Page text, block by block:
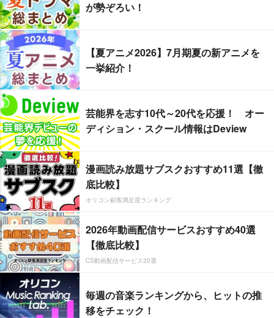
が勢ぞろい！
【夏アニメ2026】7月期夏の新アニメを
一挙紹介！
芸能界を志す10代～20代を応援！ オー
ディション・スクール情報はDeview
漫画読み放題サブスクおすすめ11選【徹
底比較】
オリコン顧客満足度ランキング
2026年動画配信サービスおすすめ40選
【徹底比較】
CS動画配信サービス20選
毎週の音楽ランキングから、ヒットの推
移をチェック！